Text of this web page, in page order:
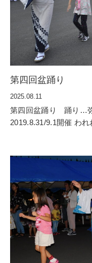
第四回盆踊り
2025.08.11
第四回盆踊り 踊り…
2019.8.31/9.1開催 わ